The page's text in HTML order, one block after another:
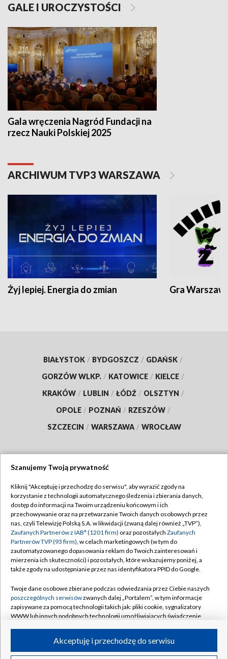
GALE I UROCZYSTOŚCI
Gala wręczenia Nagród Fundacji na
rzecz Nauki Polskiej 2025
ARCHIWUM TVP3 WARSZAWA
Żyj lepiej. Energia do zmian Gra
BIAŁYSTOK / BYDGOSZCZ / GDAŃSK /
GORZÓW WLKP. / KATOWICE / KIELCE /
KRAKÓW / LUBLIN / ŁÓDŹ / OLSZTYN /
OPOLE / POZNAŃ / RZESZÓW /
SZCZECIN / WARSZAWA / WROCŁAW
TVP
Abonament TVP
Emisja w TVP
Centrum informacji TVP
Naziemna Telewizja Cyfrowa
Rada Programowa
System NOS
Informacje o nadawcy
Program dla prasy
Regulamin TVP
Polityka prywatności
Moje zgody
Pomoc
Kontakt
Kanały
©2026 Telewizja Polska S.A. w likwidacji
Szanujemy Twoją prywatność
Kliknij "Akceptuję i przechodzę do serwisu", aby wyrazić zgody na
korzystanie z technologii automatycznego śledzenia i zbierania danych,
dostęp do informacji na Twoim urządzeniu końcowym i ich
przechowywanie oraz na przetwarzanie Twoich danych osobowych przez
nas, czyli Telewizję Polską S.A. w likwidacji (zwaną dalej również „TVP”),
Zaufanych Partnerów z IAB* (1201 firm) oraz pozostałych Zaufanych
Partnerów TVP (93 firm), w celach marketingowych (w tym do
zautomatyzowanego dopasowania reklam do Twoich zainteresowań i
mierzenia ich skuteczności) i pozostałych, które wskazujemy poniżej, a
także zgody na udostępnianie przez nas identyfikatora PPID do Google.
Twoje dane osobowe zbierane podczas odwiedzania przez Ciebie naszych
poszczególnych serwisówzwanych dalej „Portalem”, w tym informacje
zapisywane za pomocą technologii takich jak: pliki cookie, sygnalizatory
WWW lub innych podobnych technologii umożliwiających świadczenie
ruchu w Internecie.Akceptuję i przechodzę do serwisu